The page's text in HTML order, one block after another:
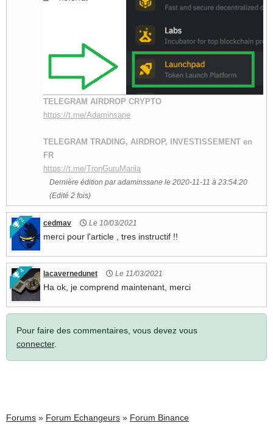
TELEGRAM AIRDROP CRYPTO
https://t.me/Adaminsane
TELEGRAM TRADING, AIRDROP, INVESTISSEMENT en
FR
https://t.me/TronGuruMania
Dernière édition par adaminssane le 2020-11-11 à 23:54:20
(Edité 2 fois)
2 cedmav Le 10/03/2021
merci pour l'article , tres instructif !!
4 lacavernedunet Le 11/03/2021
Ha ok, je comprend maintenant, merci
Pour faire des commentaires, vous devez vous
connecter.
Forums » Forum Echangeurs » Forum Binance